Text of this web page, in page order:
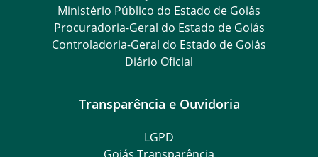
Ministério Público do Estado de Goiás
Procuradoria-Geral do Estado de Goiás
Controladoria-Geral do Estado de Goiás
Diário Oficial
Transparência e Ouvidoria
LGPD